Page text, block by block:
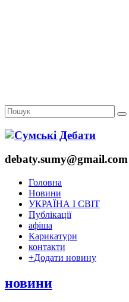
debaty.sumy@gmail.com
Головна
Новини
УКРАЇНА І СВІТ
Публікації
афіша
Карикатури
контакти
+Додати новину
новини